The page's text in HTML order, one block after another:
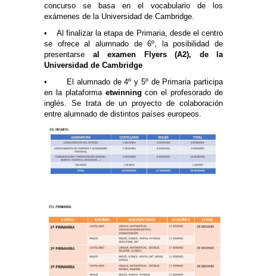
concurso se basa en el vocabulario de los
exámenes de la Universidad de Cambridge.
• Al finalizar la etapa de Primaria, desde el centro
se ofrece al alumnado de 6º, la posibilidad de
presentarse al examen Flyers (A2), de la
Universidad de Cambridge
• El alumnado de 4º y 5º de Primaria participa
en la plataforma etwinning con el profesorado de
inglés. Se trata de un proyecto de colaboración
entre alumnado de distintos países europeos.